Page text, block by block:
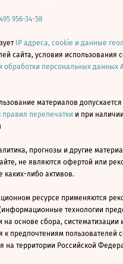
956-34-58
IP адреса, cookie и данные
сайта, условия использования
обработки персональных данных
материалов допускается
правил перепечатки и при
прогнозы и другие
не являются офертой или
каких-либо активов.
ресурсе применяются
технологии
основе сбора, систематизации
к предпочтениям пользователей
на территории Российской